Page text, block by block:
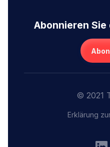
Abonnieren
© 2021
Erklärung